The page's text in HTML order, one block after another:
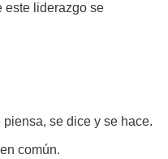
este liderazgo se
se dice y se hace.
común.